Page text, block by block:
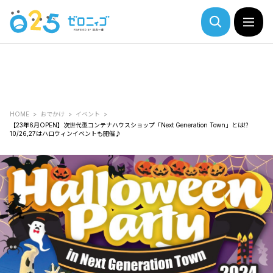
HOME おでかけ
イベント
【23年6月OPEN】次世代型コンテナハウスショップ「Next Generation Town」とは⁉
10/26,27はハロウィンイベントも開催♪